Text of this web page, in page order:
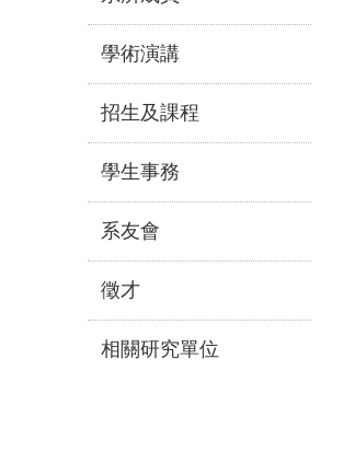
學術演講
招生及課程
學生事務
系友會
徵才
相關研究單位